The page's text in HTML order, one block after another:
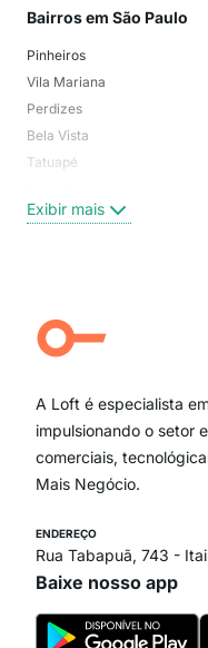
Bairros em São Paulo
Pinheiros
Vila Mariana
Perdizes
Bela Vista
Tatuapé
Centro
Campo Belo
Ipiranga
Paraíso
Itaim Bibi
Exibir mais
A Loft é especialista
impulsionando o setor
comerciais,
Mais Negócio.
ENDEREÇO
Rua Tabapuã, 743 -
Baixe nosso app